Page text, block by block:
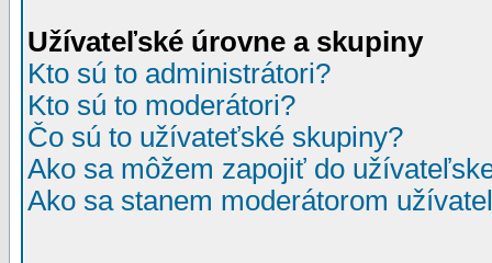
Užívateľské úrovne a skupiny
Kto sú to administrátori?
Kto sú to moderátori?
Čo sú to užívateťské skupiny?
Ako sa môžem zapojiť do
Ako sa stanem moderátorom